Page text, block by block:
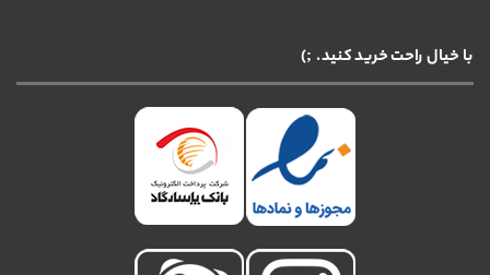
با خیال راحت خرید کنید. ;)